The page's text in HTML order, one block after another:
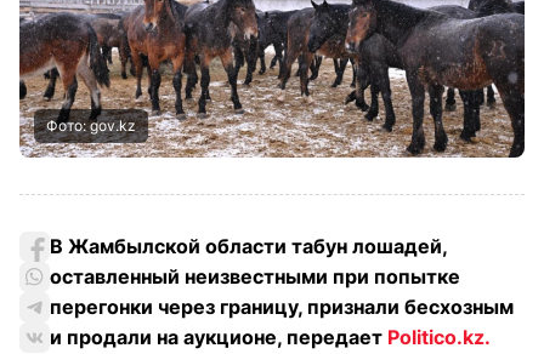
Фото: gov.kz
В Жамбылской области табун лошадей,
оставленный неизвестными при попытке
перегонки через границу, признали бесхозным
и продали на аукционе, передает Politico.kz.